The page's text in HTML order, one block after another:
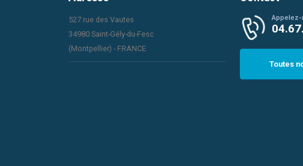
527 rue des Vautes
34980 Saint-Gély-du-Fesc
(Montpellier) - FRANCE
Toutes